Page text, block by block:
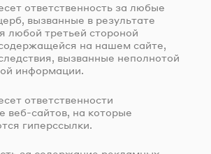
ответственность за любые
вызванные в результате
любой третьей стороной
на нашем сайте,
вызванные неполнотой
информации.
ответственности
веб-сайтов , на которые
гиперссылки.